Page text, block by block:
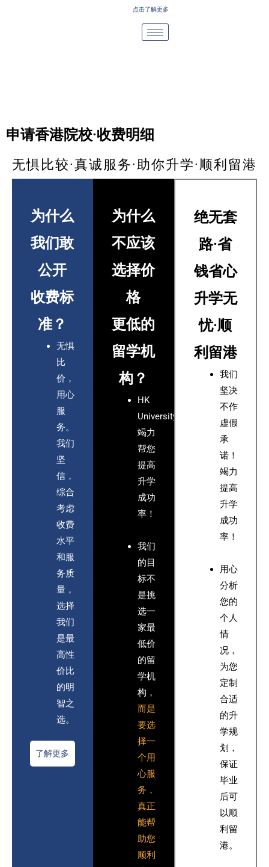
点击了解更多
申请香港院校·收费明细
无惧比较·真诚服务·助你升学·顺利留港
为什么
我们敢
公开
收费标
准？
无惧
比
价，
用心
服
务。
我们
坚
信，
综合
考虑
收费
水平
和服
务质
量，
选择
我们
是最
高性
价比
的明
智之
选。
了解更多
为什么
不应该
选择价
格
更低的
留学机
构？
HK
University
竭力
帮您
提高
升学
成功
率！
我们
的目
标不
是挑
选一
家最
低价
的留
学机
构，
而是
要选
择一
个用
心服
务，
真正
能帮
助您
顺利
绝无套
路·省
钱省心
升学无
忧·顺
利留港
我们
坚决
不作
虚假
承
诺！
竭力
提高
升学
成功
率！
用心
分析
您的
个人
情
况，
为您
定制
合适
的升
学规
划，
保证
毕业
后可
以顺
利留
港。